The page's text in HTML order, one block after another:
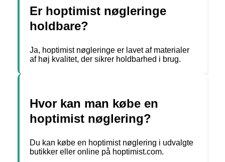
Er hoptimist nøgleringe
holdbare?
Ja, hoptimist nøgleringe er lavet af materialer
af høj kvalitet, der sikrer holdbarhed i brug.
Hvor kan man købe en
hoptimist nøglering?
Du kan købe en hoptimist nøglering i udvalgte
butikker eller online på hoptimist.com.